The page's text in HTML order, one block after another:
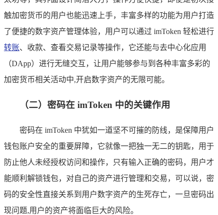
触加密货币的用户也能迅速上手，丰富多样的功能为用户打造
了便捷的数字资产管理体验，用户可以通过 imToken 轻松进行
转账、收款、查看交易记录等操作，它还能与去中心化应用
（DApp）进行无缝交互，让用户能够参与到各种丰富多彩的
加密货币相关活动中,开启数字资产的无限可能。
（二）密码在 imToken 中的关键作用
密码在 imToken 中犹如一道坚不可摧的防线，是保障用户
钱包账户安全的重要屏障，它就像一把独一无二的钥匙，用于
防止他人未经授权访问和操作，只有输入正确的密码，用户才
能顺利解锁钱包，对自己的资产进行管理和交易，可以说，密
码的安全性直接关系到用户数字资产的生死存亡，一旦密码出
现问题,用户的资产将面临巨大的风险。